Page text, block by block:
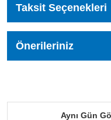
Taksit Seçenekleri
Önerileriniz
Aynı Gün